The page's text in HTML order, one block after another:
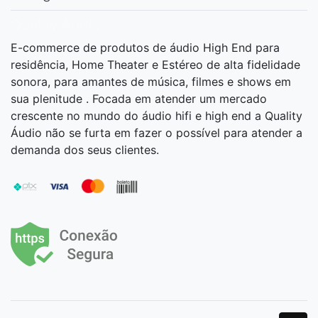
E-commerce de produtos de áudio High End para
residência, Home Theater e Estéreo de alta fidelidade
sonora, para amantes de música, filmes e shows em
sua plenitude . Focada em atender um mercado
crescente no mundo do áudio hifi e high end a Quality
Áudio não se furta em fazer o possível para atender a
demanda dos seus clientes.